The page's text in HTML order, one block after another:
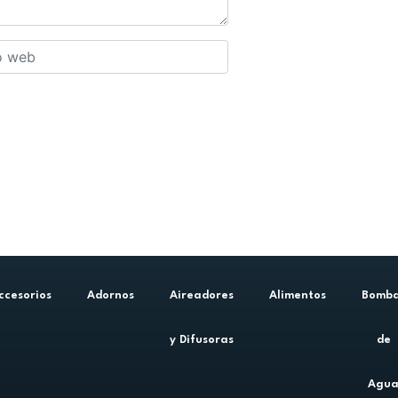
Adornos Aireadores
y Difusoras
Alimentos
de